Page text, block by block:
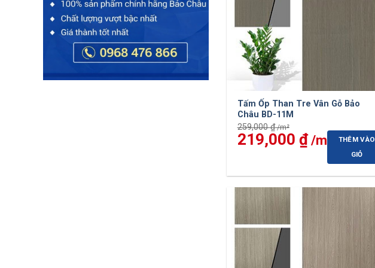
Tấm Ốp Than Tre Vân Gỗ Bảo
Châu BD-11M
259,000₫
Giá
gốc
219,000 ₫
Giá
hiện
THÊM VÀO
GIỎ